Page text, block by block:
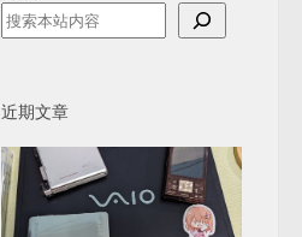
近期文章